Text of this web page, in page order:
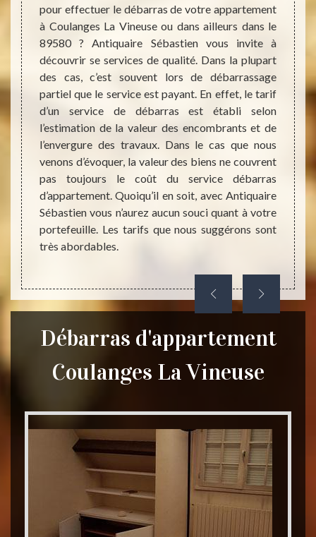
de
des
ont
cas
ou
en
pour effectuer le débarras de votre appartement
à Coulanges La Vineuse ou dans ailleurs dans le
89580 ? Antiquaire Sébastien vous invite à
découvrir se services de qualité. Dans la plupart
des cas, c’est souvent lors de débarrassage
partiel que le service est payant. En effet, le tarif
d’un service de débarras est établi selon
l’estimation de la valeur des encombrants et de
l’envergure des travaux. Dans le cas que nous
venons d’évoquer, la valeur des biens ne couvrent
pas toujours le coût du service débarras
d’appartement. Quoiqu’il en soit, avec Antiquaire
Sébastien vous n’aurez aucun souci quant à votre
portefeuille. Les tarifs que nous suggérons sont
très abordables.
de
et
la
Débarras d'appartement
Coulanges La Vineuse